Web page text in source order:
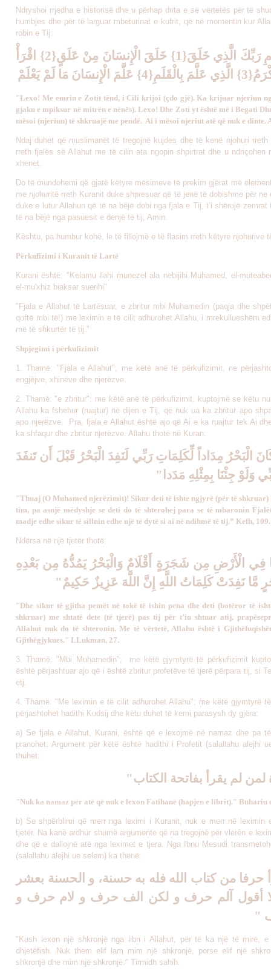
Ndryshoi rrjedha e historisë dhe u përhap drita e së vërtetës për të
humbjes dhe për të larguar mbeturinat e kufrit, që në momentin kur
robin e Tij:
اقْرَأْ بِاسْمِ رَبِّكَ الَّذِي خَلَقَ{1} خَلَقَ الْإِنسَانَ مِنْ عَلَقٍ{2} اقْرَأْ
مَا لَمْ يَعْلَمْ
"Lexo! Me emrin e Zotit tënd, i Cili krijoi (çdo gjë). Ka krijuar njeriun
gjaku e mpiksur në mitrën e nënës). Lexo! Dhe Zoti yt është më i Begati
mësoi (njeriun) të shkruajë me pendë. Ai i mësoi njeriut atë që nuk e dinte.
Ndaj duhet që muslimanët të tregojnë kujdes dhe të kenë njohuri
rreth fjalës së Allahut me të cilin ata ngopin shpirtrat dhe u ndriçohen
xhenet.
Do të mundohemi që gjatë këtyre mësimeve të prekim gjërat më
me njohuritë rreth Kuranit duke shpresuar që të jenë të dobishme për ne
duke e lutur Allahun që të na bëjë dobi nga fjala e Tij, t’i shërojë zemrat
të na bëjë nga pasuesit e denjë të tij, Amin.
Kështu, pa humbur kohë, le të fillojmë e të flasim rreth këtyre njohurive
Përkufizimi i Kuranit të Lartë
Kurani është: "Kelamu llahi munezel ala nebijihi Muhamed, el-
el-mu'xhiz biaksar suerihi"
"Fjala e Allahut të Lartësuar, e zbritur mbi Muhamedin (paqja dhe
qoftë mbi të!) me leximin e të cilit adhurohet Allahu, i mrekullueshëm
më të shkurtër të tij."
Shpjegimi i përkufizimit
1. Thamë: "Fjala e Allahut"; me këtë anë të përkufizimit, ne
engjëjve, xhinëve dhe njerëzve.
2. Thamë: "e zbritur"; me këtë anë të përkufizimit, kuptojmë se këtu
Allahu ka fshehur (ruajtur) në dijen e Tij, që nuk ua ka zbritur apo
apo njerëzve. Pra, fjala e Allahut është ajo që Ai e ka ruajtur tek Ai
ka shfaqur dhe zbritur njerëzve. Allahu thotë në Kuran:
الْبَحْرُ مِدَاداً لِّكَلِمَاتِ رَبِّي لَنَفِدَ الْبَحْرُ قَبْلَ أَن تَنفَدَ
وَلَوْ جِئْنَا بِمِثْلِهِ مَدَدا"
"Thuaj (O Muhamed njerëzimit)! Sikur deti të ishte ngjyrë (për të
tim, pa asnjë mëdyshje se deti do të shterohej para se të mbaronin
madje edhe sikur të sillnin edhe një të dytë si ai në ndihmë të tij.” Kefh, 109.
Ndërsa në një tjetër thotë:
فِي الْأَرْضِ مِن شَجَرَةٍ أَقْلَامٌ وَالْبَحْرُ يَمُدُّهُ مِن بَعْدِهِ
مَّا نَفِدَتْ كَلِمَاتُ اللَّهِ إِنَّ اللَّهَ عَزِيزٌ حَكِيمٌ"
"Dhe sikur të gjitha pemët në tokë të ishin pena dhe deti (botëror të
shkruar) me shtatë dete (të tjerë) pas tij për t’iu shtuar atij,
Allahut nuk do të shteronin. Me të vërtetë, Allahu është i
Gjithëgjykues." LLukman, 27.
3. Thamë: "Mbi Muhamedin"; me këtë gjymtyrë të përkufizimit
është përjashtuar ajo që i është zbritur profetëve të tjerë përpara tij, si
etj.
4. Thamë: "Me leximin e të cilit adhurohet Allahu"; me këtë gjymtyrë
përjashtohet hadithi Kudsij dhe këtu duhet të kemi parasysh dy gjëra:
a) Se fjala e Allahut, Kurani, është që e lexojmë në namaz dhe pa
pranohet. Argument për këtë është hadithi i Profetit (salallahu alejhi
thuhet:
لمن لم يقرأ بفاتحة الكتاب"
"Nuk ka namaz për atë që nuk e lexon Fatihanë (hapjen e librit)." Buhariu
b) Se shpërblimi që merr nga leximi i Kuranit, nuk e merr në leximin
tjetër. Na kanë ardhur shumë argumente që na tregojnë për vlerën e
dhe që e dallojnë atë nga leximet e tjera. Nga Ibnu Mesudi
(salallahu alejhi ue selem) ka thënë:
من كتاب الله فله به حسنة، و الحسنة بعشر
لا أقول آلم حرف و لكن الف حرف و لام حرف و
"
"Kush lexon një shkronjë nga libri i Allahut, për të ka një të mirë, e
dhjetëfish. Nuk them elif lam mim një shkronjë, porse elif një
shkronjë dhe mim një shkronjë." Tirmidh sahih.